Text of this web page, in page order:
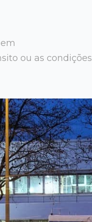
ou as condições